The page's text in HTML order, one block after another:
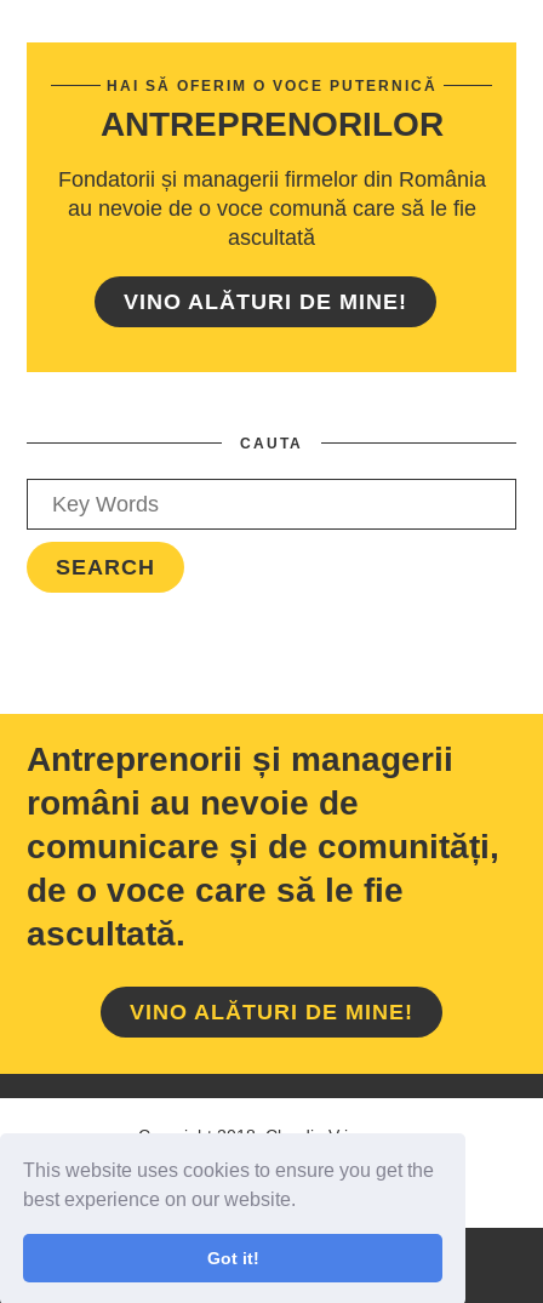
This website uses cookies to ensure you get the
best experience on our website.
Got it!
HAI SĂ OFERIM O VOCE PUTERNICĂ
ANTREPRENORILOR
Fondatorii și managerii firmelor din România
au nevoie de o voce comună care să le fie
ascultată
VINO ALĂTURI DE MINE!
CAUTA
Antreprenorii și managerii
români au nevoie de
comunicare și de comunități,
de o voce care să le fie
ascultată.
VINO ALĂTURI DE MINE!
Copyright 2018 Claudiu Vrinceanu
HOME / DESPRE MINE CONTACT